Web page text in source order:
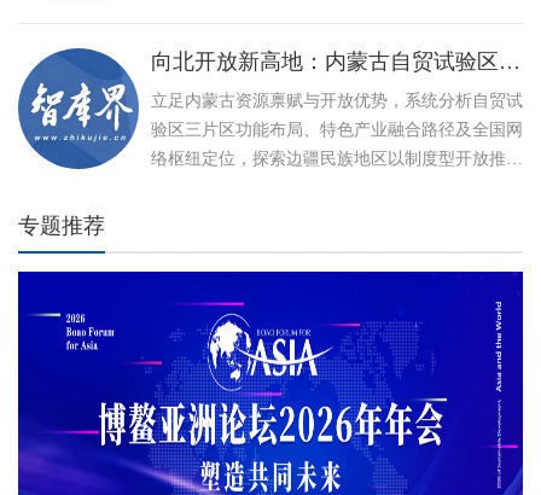
向北开放新高地：内蒙古自贸试验区建设与特色产业高质量发展路径
立足内蒙古资源禀赋与开放优势，系统分析自贸试
验区三片区功能布局、特色产业融合路径及全国网
络枢纽定位，探索边疆民族地区以制度型开放推动
专题推荐